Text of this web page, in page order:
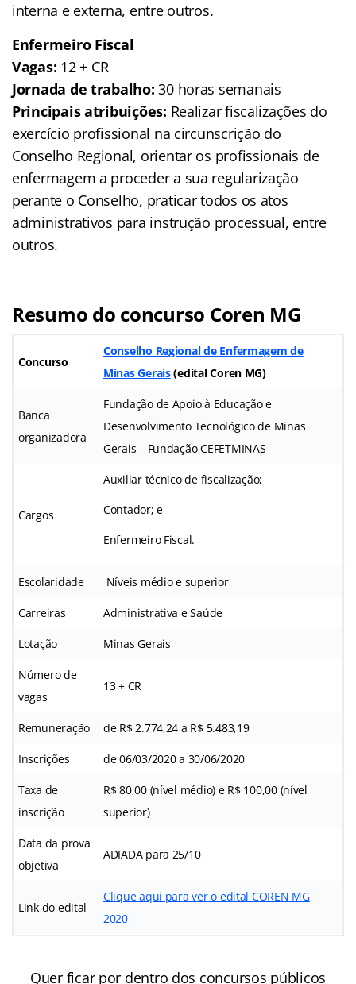
interna e externa, entre outros.
Enfermeiro Fiscal
Vagas: 12 + CR
Jornada de trabalho: 30 horas semanais
Principais atribuições: Realizar fiscalizações do
exercício profissional na circunscrição do
Conselho Regional, orientar os profissionais de
enfermagem a proceder a sua regularização
perante o Conselho, praticar todos os atos
administrativos para instrução processual, entre
outros.
Resumo do concurso Coren MG
Concurso
Conselho Regional de Enfermagem de
Minas Gerais(edital Coren MG)
Banca
organizadora
Fundação de Apoio à Educação e
Desenvolvimento Tecnológico de Minas
Gerais – Fundação CEFETMINAS
Cargos
Auxiliar técnico de fiscalização;
Contador; e
Enfermeiro Fiscal.
Escolaridade Níveis médio e superior
Carreiras Administrativa e Saúde
Lotação Minas Gerais
Número de
vagas
13 + CR
Remuneração de R$ 2.774,24 a R$ 5.483,19
Inscrições de 06/03/2020 a 30/06/2020
Taxa de
inscrição
R$ 80,00 (nível médio) e R$ 100,00 (nível
superior)
Data da prova
objetiva
ADIADA para 25/10
Link do edital
Clique aqui para ver o edital COREN MG
2020
Quer ficar por dentro dos concursos públicos